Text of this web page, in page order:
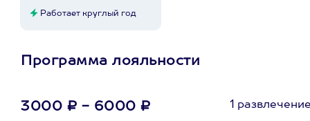
Работает круглый год
Программа лояльности
3000 ₽ - 6000 ₽ 1